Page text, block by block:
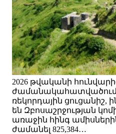
2026 թվականի
ժամանակահատվածում
ռեկորդային ցուցանիշ,
են Զբոսաշրջության
առաջին հինգ
ժամանել 825,384…